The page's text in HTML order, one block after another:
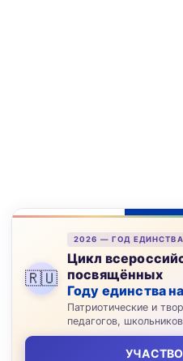
🇷🇺
2026 — ГОД
Цикл
посвящённых
Году единства
Патриотические и
педагогов,